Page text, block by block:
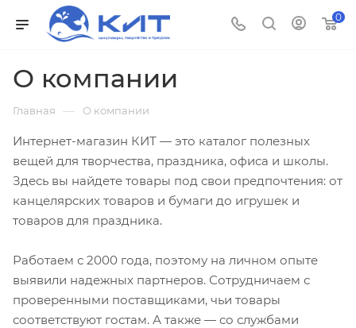
0
О компании
Главная — О компании
Интернет-магазин КИТ — это каталог полезных
вещей для творчества, праздника, офиса и школы.
Здесь вы найдете товары под свои предпочтения: от
канцелярских товаров и бумаги до игрушек и
товаров для праздника.
Работаем с 2000 года, поэтому на личном опыте
выявили надежных партнеров. Сотрудничаем с
проверенными поставщиками, чьи товары
соответствуют гостам. А также — со службами